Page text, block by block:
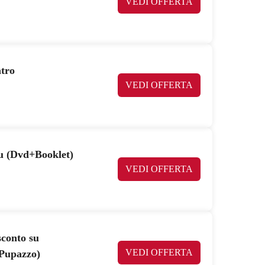
VEDI OFFERTA
(Dvd+Booklet)
VEDI OFFERTA
su
VEDI OFFERTA